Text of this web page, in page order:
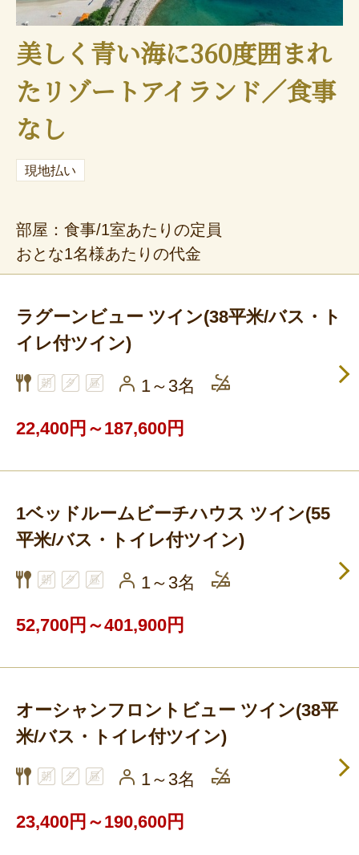
美しく青い海に360度囲まれ
たリゾートアイランド／食事
なし
現地払い
部屋：食事/1室あたりの定員
おとな1名様あたりの代金
ラグーンビュー ツイン(38平米/バス・ト
イレ付ツイン)
1～3名
22,400円～187,600円
1ベッドルームビーチハウス ツイン(55
平米/バス・トイレ付ツイン)
1～3名
52,700円～401,900円
オーシャンフロントビュー ツイン(38平
米/バス・トイレ付ツイン)
1～3名
23,400円～190,600円